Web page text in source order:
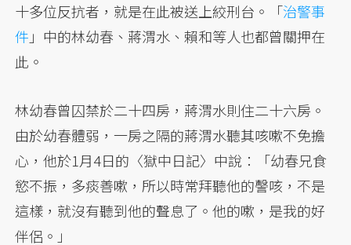
十多位反抗者，就是在此被送上絞刑台。「治警事
件 」中的林幼春、蔣渭水、賴和等人也都曾關押在
此。
林幼春曾囚禁於二十四房，蔣渭水則住二十六房。
由於幼春體弱，一房之隔的蔣渭水聽其咳嗽不免擔
心，他於1月4日的〈獄中日記〉中說：「幼春兄食
慾不振，多痰善嗽，所以時常拜聽他的謦咳，不是
這樣，就沒有聽到他的聲息了。他的嗽，是我的好
伴侶。」